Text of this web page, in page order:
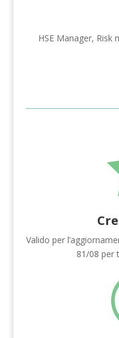
HSE Manager, Risk
Valido per
81/08 per